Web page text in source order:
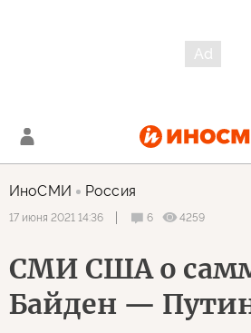
ИноСМИ Россия
17 июня 2021 14:36 6 4259
СМИ США о
Байден —